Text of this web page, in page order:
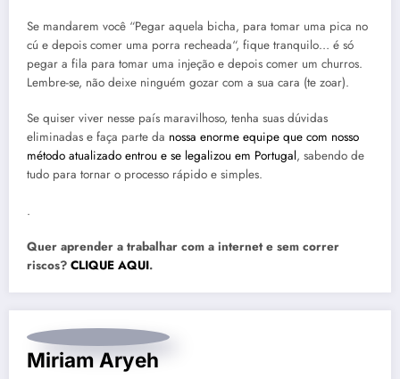
Se mandarem você “Pegar aquela bicha, para tomar uma pica no
cú e depois comer uma porra recheada“, fique tranquilo… é só
pegar a fila para tomar uma injeção e depois comer um churros.
Lembre-se, não deixe ninguém gozar com a sua cara (te zoar).
Se quiser viver nesse país maravilhoso, tenha suas dúvidas
eliminadas e faça parte da nossa enorme equipe que com nosso
método atualizado entrou e se legalizou em Portugal, sabendo de
tudo para tornar o processo rápido e simples.
.
Quer aprender a trabalhar com a internet e sem correr
riscos? CLIQUE AQUI.
Miriam Aryeh